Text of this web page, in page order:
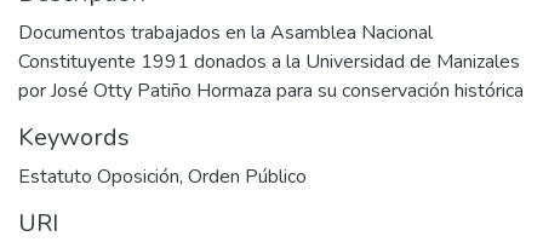
Documentos trabajados en la Asamblea Nacional
Constituyente 1991 donados a la Universidad de Manizales
por José Otty Patiño Hormaza para su conservación histórica
Keywords
Estatuto Oposición, Orden Público
URI